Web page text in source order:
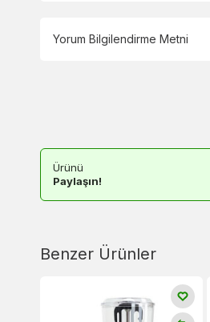
Yorum Bilgilendirme Metni
Ürünü
Paylaşın!
Benzer Ürünler